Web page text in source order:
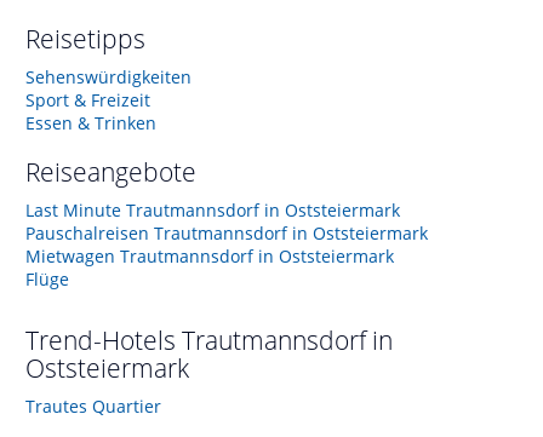
Reisetipps
Sehenswürdigkeiten
Sport & Freizeit
Essen & Trinken
Reiseangebote
Last Minute Trautmannsdorf in Oststeiermark
Pauschalreisen Trautmannsdorf in Oststeiermark
Mietwagen Trautmannsdorf in Oststeiermark
Flüge
Trend-Hotels Trautmannsdorf in
Oststeiermark
Trautes Quartier